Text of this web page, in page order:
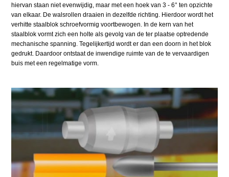
hiervan staan niet evenwijdig, maar met een hoek van 3 - 6° ten opzichte
van elkaar. De walsrollen draaien in dezelfde richting. Hierdoor wordt het
verhitte staalblok schroefvormig voortbewogen. In de kern van het
staalblok vormt zich een holte als gevolg van de ter plaatse optredende
mechanische spanning. Tegelijkertijd wordt er dan een doorn in het blok
gedrukt. Daardoor ontstaat de inwendige ruimte van de te vervaardigen
buis met een regelmatige vorm.